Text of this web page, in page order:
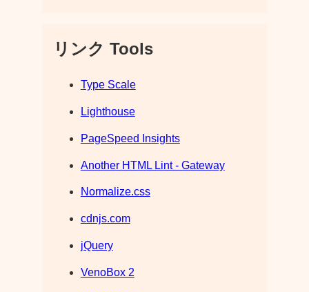
リンク Tools
Type Scale
Lighthouse
PageSpeed Insights
Another HTML Lint - Gateway
Normalize.css
cdnjs.com
jQuery
VenoBox 2